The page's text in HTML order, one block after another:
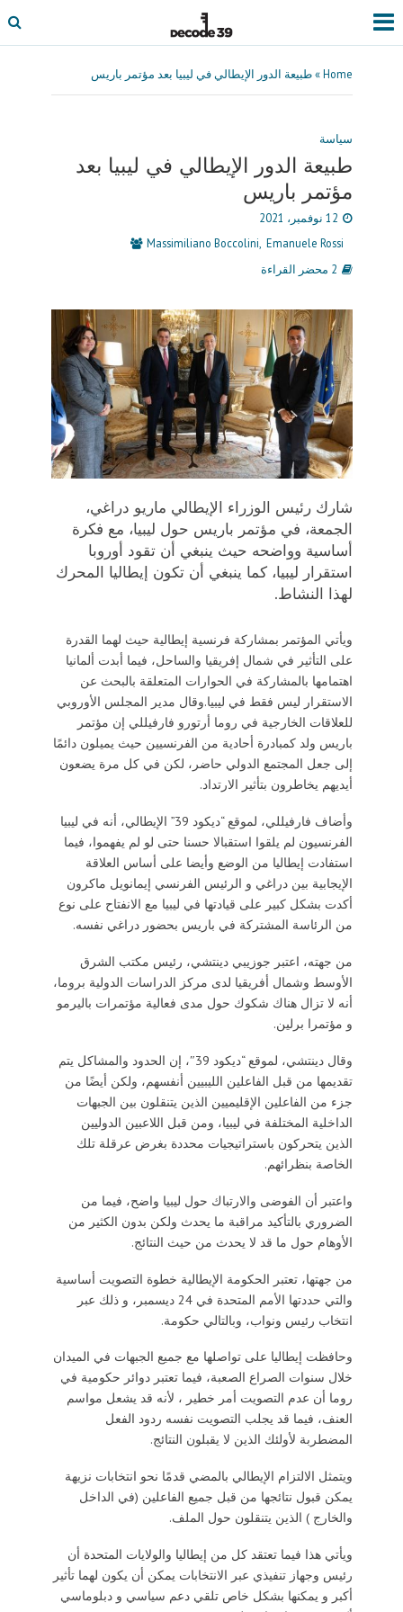
Home
»طبيعة الدور الإيطالي في ليبيا بعد مؤتمر باريس
سياسة
طبيعة الدور الإيطالي في ليبيا بعد
مؤتمر باريس
12 نوفمبر، 2021
Massimiliano Boccolini Emanuele Rossi
2 محضر القراءة
شارك رئيس الوزراء الإيطالي ماريو دراغي،
الجمعة، في مؤتمر باريس حول ليبيا، مع فكرة
أساسية وواضحه حيث ينبغي أن تقود أوروبا
استقرار ليبيا، كما ينبغي أن تكون إيطاليا المحرك
لهذا النشاط.
ويأتي المؤتمر بمشاركة فرنسية إيطالية حيث لهما القدرة
على التأثير في شمال إفريقيا والساحل، فيما أبدت ألمانيا
اهتمامها بالمشاركة في الحوارات المتعلقة بالبحث عن
الاستقرار ليس فقط في ليبيا.وقال مدير المجلس الأوروبي
للعلاقات الخارجية في روما أرتورو فارفيللي إن مؤتمر
باريس ولد كمبادرة أحادية من الفرنسيين حيث يميلون دائمًا
إلى جعل المجتمع الدولي حاضر، لكن في كل مرة يضعون
أيديهم يخاطرون بتأثير الارتداد.
وأضاف فارفيللي، لموقع “ديكود 39” الإيطالي، أنه في ليبيا
الفرنسيون لم يلقوا استقبالا حسنا حتى لو لم يفهموا، فيما
استفادت إيطاليا من الوضع وأيضا على أساس العلاقة
الإيجابية بين دراغي و الرئيس الفرنسي إيمانويل ماكرون
أكدت بشكل كبير على قيادتها في ليبيا مع الانفتاح على نوع
من الرئاسة المشتركة في باريس بحضور دراغي نفسه.
من جهته، اعتبر جوزيبي دينتشي، رئيس مكتب الشرق
الأوسط وشمال أفريقيا لدى مركز الدراسات الدولية بروما،
أنه لا تزال هناك شكوك حول مدى فعالية مؤتمرات باليرمو
و مؤتمرا برلين.
وقال دينتشي، لموقع “ديكود 39″، إن الحدود والمشاكل يتم
تقديمها من قبل الفاعلين الليبيين أنفسهم، ولكن أيضًا من
جزء من الفاعلين الإقليميين الذين يتنقلون بين الجبهات
الداخلية المختلفة في ليبيا، ومن قبل اللاعبين الدوليين
الذين يتحركون باستراتيجيات محددة بغرض عرقلة تلك
الخاصة بنظرائهم.
واعتبر أن الفوضى والارتباك حول ليبيا واضح، فيما من
الضروري بالتأكيد مراقبة ما يحدث ولكن بدون الكثير من
الأوهام حول ما قد لا يحدث من حيث النتائج.
من جهتها، تعتبر الحكومة الإيطالية خطوة التصويت أساسية
والتي حددتها الأمم المتحدة في 24 ديسمبر، و ذلك عبر
انتخاب رئيس ونواب، وبالتالي حكومة.
وحافظت إيطاليا على تواصلها مع جميع الجبهات في الميدان
خلال سنوات الصراع الصعبة، فيما تعتبر دوائر حكومية في
روما أن عدم التصويت أمر خطير ، لأنه قد يشعل مواسم
العنف، فيما قد يجلب التصويت نفسه ردود الفعل
المضطربة لأولئك الذين لا يقبلون النتائج.
ويتمثل الالتزام الإيطالي بالمضي قدمًا نحو انتخابات نزيهة
يمكن قبول نتائجها من قبل جميع الفاعلين (في الداخل
والخارج ) الذين يتنقلون حول الملف.
ويأتي هذا فيما تعتقد كل من إيطاليا والولايات المتحدة أن
رئيس وجهاز تنفيذي عبر الانتخابات يمكن أن يكون لهما تأثير
أكبر و يمكنها بشكل خاص تلقي دعم سياسي و دبلوماسي